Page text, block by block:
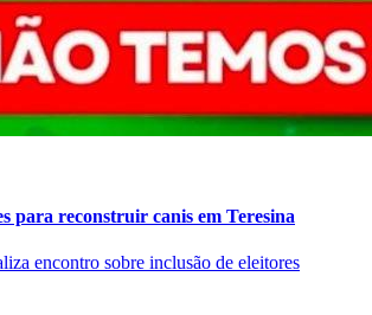
para reconstruir canis em Teresina